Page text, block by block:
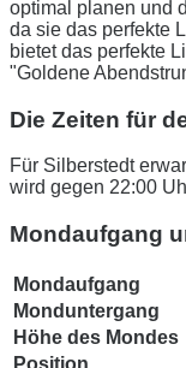
optimal planen und
da sie das perfekte
bietet das perfekte
"Goldene
Die Zeiten für
Für Silberstedt
wird gegen 22:00
Mondaufgang
Mondaufgang
Monduntergang
Höhe des Mondes
Position